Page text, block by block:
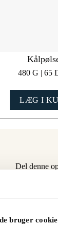
bruger
480 G | 65
LÆG I
Del denne